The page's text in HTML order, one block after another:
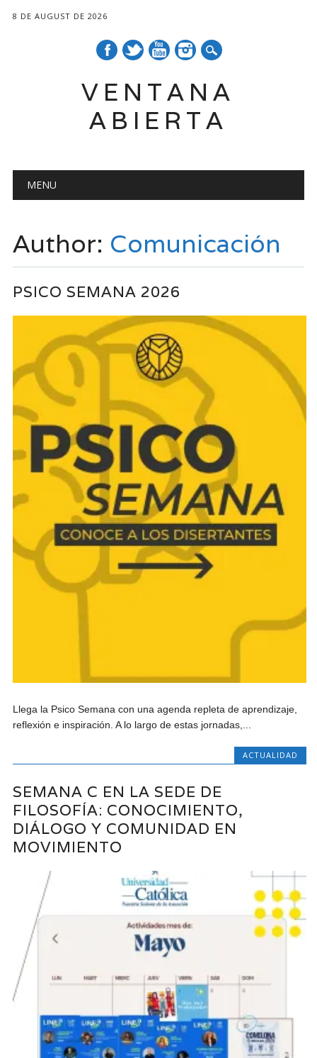
8 DE AUGUST DE 2026
VENTANA
ABIERTA
Main menu
MENU
Author: Comunicación
PSICO SEMANA 2026
Llega la Psico Semana con una agenda repleta de aprendizaje,
reflexión e inspiración. A lo largo de estas jornadas,...
ACTUALIDAD
SEMANA C EN LA SEDE DE
FILOSOFÍA: CONOCIMIENTO,
DIÁLOGO Y COMUNIDAD EN
MOVIMIENTO